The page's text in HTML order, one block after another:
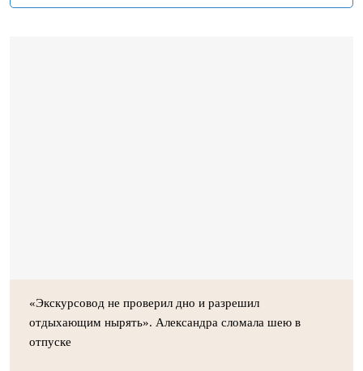
«Экскурсовод не проверил дно и разрешил
отдыхающим нырять». Александра сломала шею в
отпуске